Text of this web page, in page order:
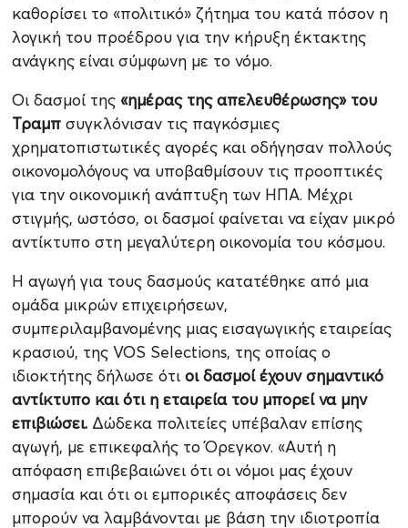
καθορίσει το «πολιτικό» ζήτημα του κατά πόσον η
λογική του προέδρου για την κήρυξη έκτακτης
ανάγκης είναι σύμφωνη με το νόμο.
Οι δασμοί της «ημέρας της απελευθέρωσης» του
Τραμπσυγκλόνισαν τις παγκόσμιες
χρηματοπιστωτικές αγορές και οδήγησαν πολλούς
οικονομολόγους να υποβαθμίσουν τις προοπτικές
για την οικονομική ανάπτυξη των ΗΠΑ. Μέχρι
στιγμής, ωστόσο, οι δασμοί φαίνεται να είχαν μικρό
αντίκτυπο στη μεγαλύτερη οικονομία του κόσμου.
Η αγωγή για τους δασμούς κατατέθηκε από μια
ομάδα μικρών επιχειρήσεων,
συμπεριλαμβανομένης μιας εισαγωγικής εταιρείας
κρασιού, της VOS Selections, της οποίας ο
ιδιοκτήτης δήλωσε ότι οι δασμοί έχουν σημαντικό
αντίκτυπο και ότι η εταιρεία του μπορεί να μην
επιβιώσει.Δώδεκα πολιτείες υπέβαλαν επίσης
αγωγή, με επικεφαλής το Όρεγκον. «Αυτή η
απόφαση επιβεβαιώνει ότι οι νόμοι μας έχουν
σημασία και ότι οι εμπορικές αποφάσεις δεν
μπορούν να λαμβάνονται με βάση την ιδιοτροπία